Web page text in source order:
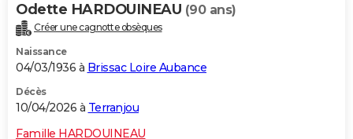
Odette HARDOUINEAU (90 ans)
Créer une cagnotte obsèques
Naissance
04/03/1936 à Brissac Loire Aubance
Décès
10/04/2026 à Terranjou
Famille HARDOUINEAU